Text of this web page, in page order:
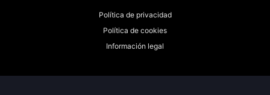
Política de privacidad
Política de cookies
Información legal